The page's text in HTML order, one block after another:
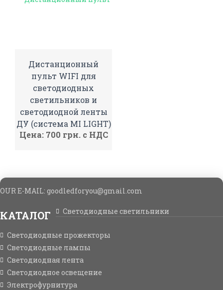
Дистанционный
пульт WIFI для
светодиодных
светильников и
светодиодной ленты
ДУ (система MI LIGHT)
Цена: 700 грн. с НДС
OUR E-MAIL: goodledforyou@gmail.cоm
КАТАЛОГ Светодиодные светильники
Светодиодные прожекторы
Светодиодные лампы
Светодиодная лента
Светодиодное освещение
Электрофурнитура